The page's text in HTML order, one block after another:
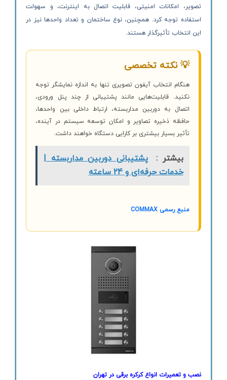
تصویر، امکانات امنیتی، قابلیت اتصال به اینترنت، و سهولت
استفاده توجه کرد. همچنین، نوع ساختمان و تعداد واحدها نیز در
این انتخاب تأثیرگذار هستند.
💡 نکته تخصصی
هنگام انتخاب آیفون تصویری تنها به اندازه نمایشگر توجه
نکنید. قابلیت‌هایی مانند پشتیبانی از چند پنل ورودی،
اتصال به دوربین مداربسته، ارتباط داخلی بین واحدها،
حافظه ذخیره تصاویر و امکان توسعه سیستم در آینده،
تأثیر بسیار بیشتری بر کارایی دستگاه خواهند داشت.
بیشتر :
پشتیبانی دوربین مداربسته |
خدمات حرفه‌ای و 24 ساعته
منبع رسمی COMMAX
نصب و تعمیرات انواع کرکره برقی در تهران